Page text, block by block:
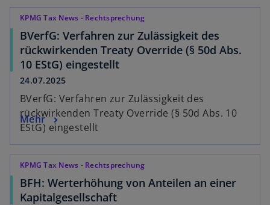
KPMG Tax News - Rechtsprechung
BVerfG: Verfahren zur Zulässigkeit des
rückwirkenden Treaty Override (§ 50d Abs.
10 EStG) eingestellt
24.07.2025
BVerfG: Verfahren zur Zulässigkeit des
rückwirkenden Treaty Override (§ 50d Abs. 10
EStG) eingestellt
Mehr
KPMG Tax News - Rechtsprechung
BFH: Werterhöhung von Anteilen an einer
Kapitalgesellschaft